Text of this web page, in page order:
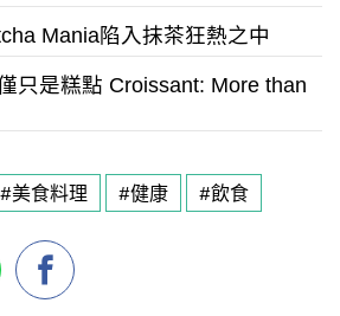
Mania陷入抹茶狂熱之中
只是糕點 Croissant: More than
#美食料理 #健康 #飲食